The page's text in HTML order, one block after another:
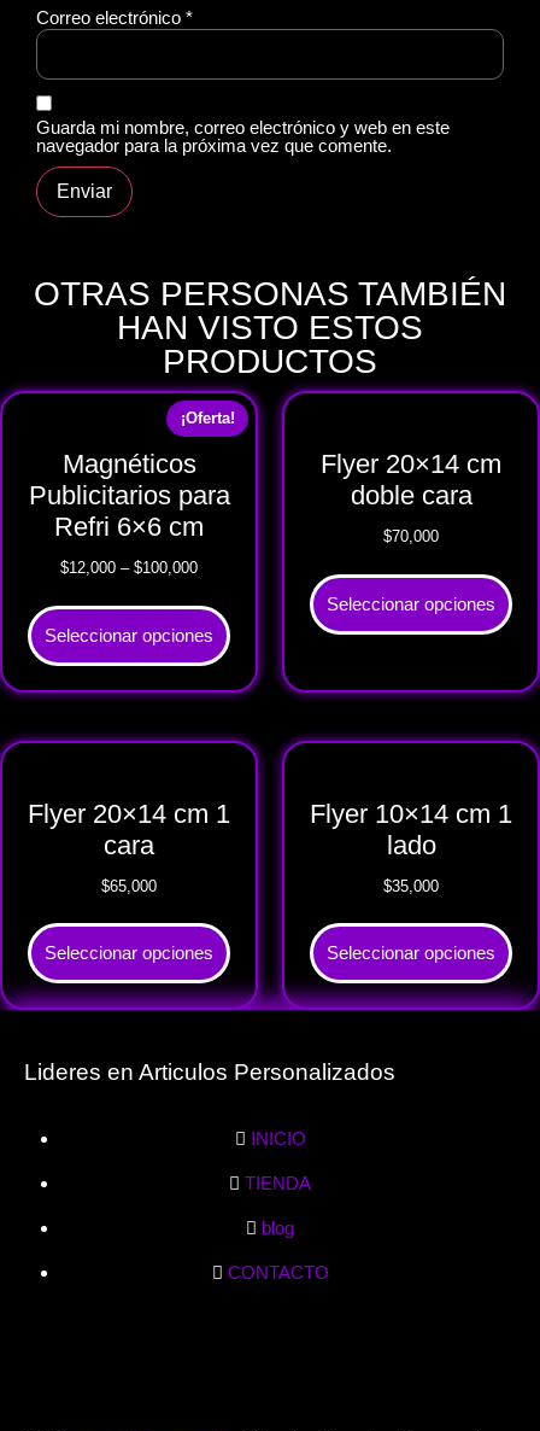
Correo electrónico *
Guarda mi nombre, correo electrónico y web en este
navegador para la próxima vez que comente.
OTRAS PERSONAS TAMBIÉN
HAN VISTO ESTOS
PRODUCTOS
¡Oferta!
Magnéticos
Publicitarios para
Refri 6×6 cm
$12,000 – $100,000
Seleccionar opciones
Flyer 20×14 cm
doble cara
$70,000
Seleccionar opciones
Flyer 20×14 cm 1
cara
$65,000
Seleccionar opciones
Flyer 10×14 cm 1
lado
$35,000
Seleccionar opciones
Lideres en Articulos Personalizados
INICIO
TIENDA
blog
CONTACTO